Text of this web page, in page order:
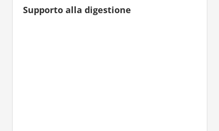
Supporto alla digestione